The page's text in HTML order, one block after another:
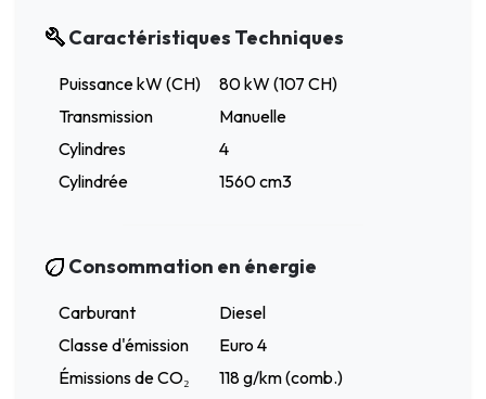
Caractéristiques Techniques
Puissance kW (CH)
80 kW (107 CH)
Transmission
Manuelle
Cylindres
4
Cylindrée
1560 cm3
Consommation en énergie
Carburant
Diesel
Classe d'émission
Euro 4
Émissions de CO₂
118 g/km (comb.)